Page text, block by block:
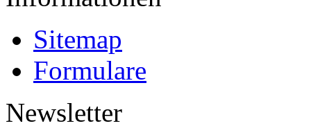
Sitemap
Formulare
Newsletter